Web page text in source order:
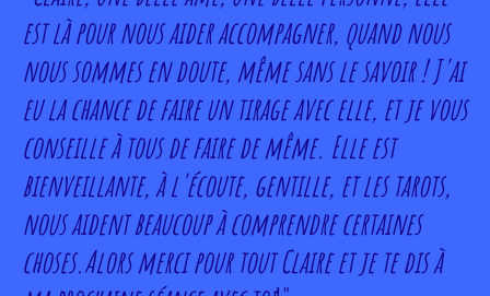
est là pour nous aider accompagner, quand nous
nous sommes en doute, même sans le savoir ! J'ai
eu la chance de faire un tirage avec elle, et je vous
conseille à tous de faire de même. Elle est
bienveillante, à l'écoute, gentille, et les tarots,
nous aident beaucoup à comprendre certaines
choses.Alors merci pour tout Claire et je te dis à